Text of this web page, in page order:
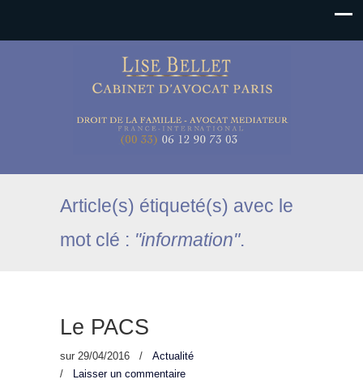
Article(s) étiqueté(s) avec le
mot clé : "information".
Le PACS
sur 29/04/2016 /
Actualité
/
Laisser un commentaire